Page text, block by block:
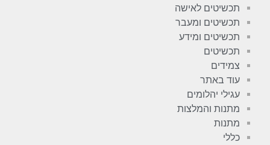
תכשיטים לאישה
תכשיטים ומעבר
תכשיטים ומידע
תכשיטים
צמידים
עוד באתר
עגילי יהלומים
מתנות והמלצות
מתנות
כללי